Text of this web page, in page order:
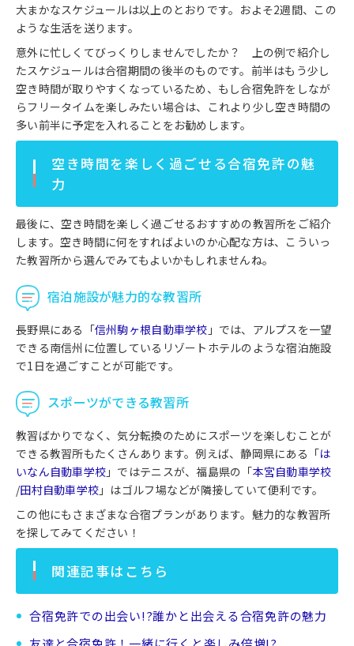
大まかなスケジュールは以上のとおりです。およそ2週間、この
ような生活を送ります。
意外に忙しくてびっくりしませんでしたか？ 上の例で紹介し
たスケジュールは合宿期間の後半のものです。前半はもう少し
空き時間が取りやすくなっているため、もし合宿免許をしなが
らフリータイムを楽しみたい場合は、これより少し空き時間の
多い前半に予定を入れることをお勧めします。
空き時間を楽しく過ごせる合宿免許の魅
力
最後に、空き時間を楽しく過ごせるおすすめの教習所をご紹介
します。空き時間に何をすればよいのか心配な方は、こういっ
た教習所から選んでみてもよいかもしれませんね。
宿泊施設が魅力的な教習所
長野県にある「信州駒ヶ根自動車学校 」では、アルプスを一望
できる南信州に位置しているリゾートホテルのような宿泊施設
で1日を過ごすことが可能です。
スポーツができる教習所
教習ばかりでなく、気分転換のためにスポーツを楽しむことが
できる教習所もたくさんあります。例えば、静岡県にある「は
いなん自動車学校 」ではテニスが、福島県の「本宮自動車学校
/田村自動車学校 」はゴルフ場などが隣接していて便利です。
この他にもさまざまな合宿プランがあります。魅力的な教習所
を探してみてください！
関連記事はこちら
合宿免許での出会い!?誰かと出会える合宿免許の魅力